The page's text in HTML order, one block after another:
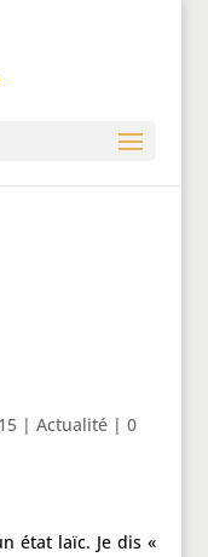
| Actualité| 0
état laïc. Je dis «